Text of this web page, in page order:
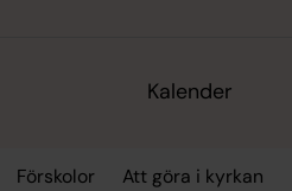
Kalender
Förskolor Att göra i kyrkan